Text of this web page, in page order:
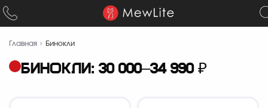
Главная Бинокли
БИНОКЛИ: 30 000–34 990 ₽